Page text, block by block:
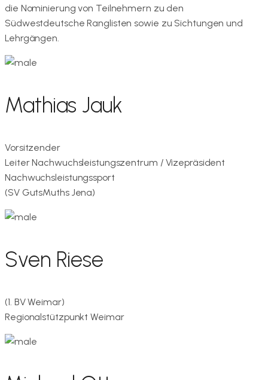
die Nominierung von Teilnehmern zu den
Südwestdeutsche Ranglisten sowie zu Sichtungen und
Lehrgängen.
Mathias Jauk
Vorsitzender
Leiter Nachwuchsleistungszentrum / Vizepräsident
Nachwuchsleistungssport
(SV GutsMuths Jena)
Sven Riese
(1. BV Weimar)
Regionalstützpunkt Weimar